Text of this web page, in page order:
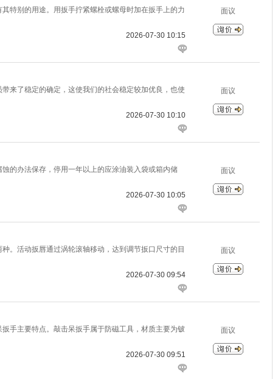
别的用途。用扳手拧紧螺栓或螺母时加在扳手上的力
2026-07-30 10:15
面议
了稳定的确定，这使我们的社会稳定较加优良，也使
2026-07-30 10:10
面议
办法保存，停用一年以上的应涂油装入袋或箱内储
2026-07-30 10:05
面议
活动扳唇通过涡轮滚轴移动，达到调节扳口尺寸的目
2026-07-30 09:54
面议
主要特点。敲击呆扳手属于防磁工具，材质主要为铍
2026-07-30 09:51
面议